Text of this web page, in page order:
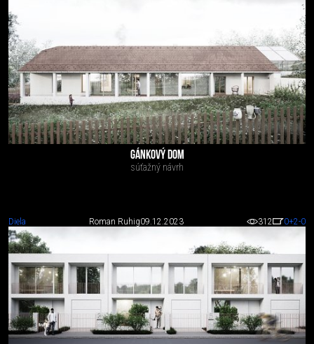
GÁNKOVÝ DOM
súťažný návrh
Diela Roman Ruhig09.12.2023 312 0+2-0